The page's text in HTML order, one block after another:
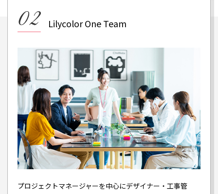
Lilycolor One Team
プロジェクトマネージャーを中心にデザイナー・工事管